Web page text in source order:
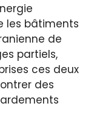
les bâtiments
de
partiels,
ces deux
des